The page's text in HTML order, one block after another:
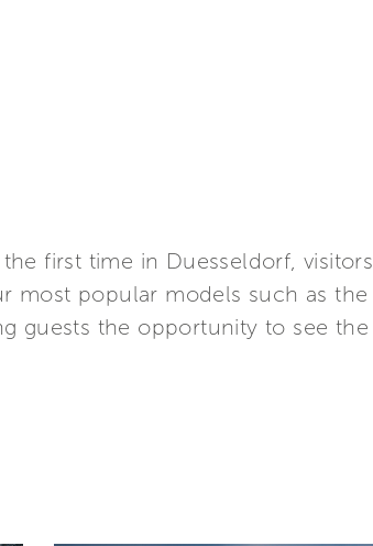
first time in Duesseldorf, visitors
most popular models such as the
guests the opportunity to see the